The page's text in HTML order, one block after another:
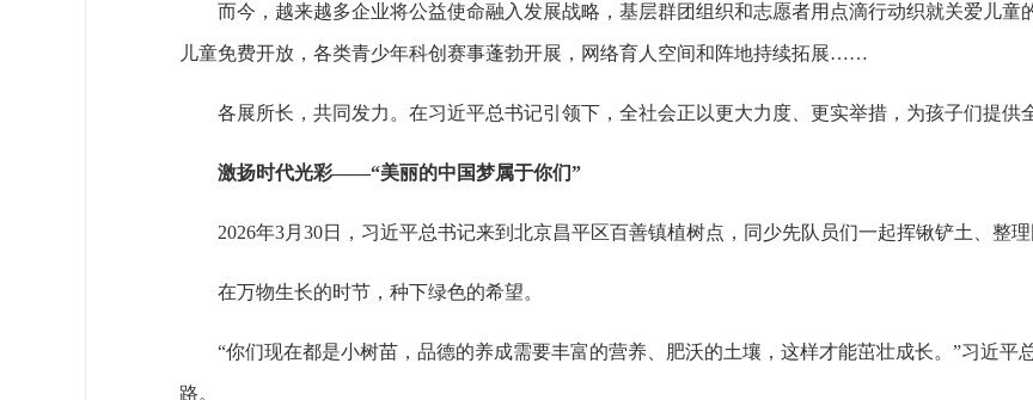
而今，越来越多企业将公益使命融入发展战略，基层群团组织和志愿者用点滴行动织就关爱儿
儿童免费开放，各类青少年科创赛事蓬勃开展，网络育人空间和阵地持续拓展……
各展所长，共同发力。在习近平总书记引领下，全社会正以更大力度、更实举措，为孩子们提供
激扬时代光彩——“美丽的中国梦属于你们”
2026年3月30日，习近平总书记来到北京昌平区百善镇植树点，同少先队员们一起挥锹铲土、整理
在万物生长的时节，种下绿色的希望。
“你们现在都是小树苗，品德的养成需要丰富的营养、肥沃的土壤，这样才能茁壮成长。”习近平
路。